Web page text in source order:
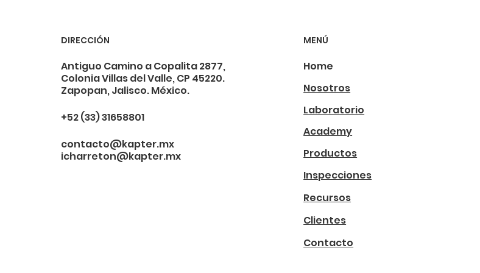
DIRECCIÓN
Antiguo Camino a Copalita 2877,
Colonia Villas del Valle, CP 45220.
Zapopan, Jalisco. México.
+52 (33) 31658801
contacto@kapter.mx
icharreton@kapter.mx
MENÚ
Home
Nosotros
Laboratorio
Academy
Productos
Inspecciones
Recursos
Clientes
Contacto